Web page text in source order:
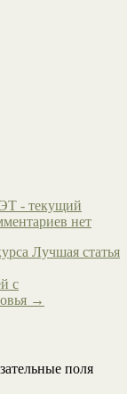
- текущий
нет
Лучшая статья
с
→
поля